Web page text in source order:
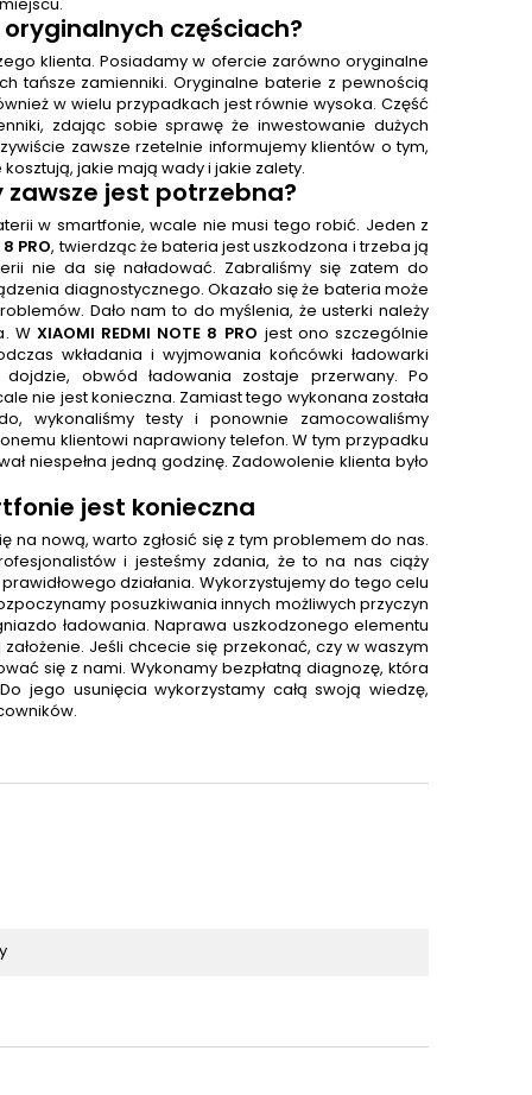
częściach?
klienta. Posiadamy w ofercie zarówno oryginalne
tańsze zamienniki. Oryginalne baterie z pewnością
w wielu przypadkach jest równie wysoka. Część
zdając sobie sprawę że inwestowanie dużych
zawsze rzetelnie informujemy klientów o tym,
jakie mają wady i jakie zalety.
zawsze jest potrzebna?
w smartfonie, wcale nie musi tego robić. Jeden z
PRO, twierdząc że bateria jest uszkodzona i trzeba ją
nie da się naładować. Zabraliśmy się zatem do
diagnostycznego. Okazało się że bateria może
Dało nam to do myślenia, że usterki należy
W XIAOMI REDMI NOTE 8 PRO jest ono szczególnie
wkładania i wyjmowania końcówki ładowarki
obwód ładowania zostaje przerwany. Po
nie jest konieczna. Zamiast tego wykonana została
wykonaliśmy testy i ponownie zamocowaliśmy
klientowi naprawiony telefon. W tym przypadku
niespełna jedną godzinę. Zadowolenie klienta było
jest konieczna
na nową, warto zgłosić się z tym problemem do nas.
i jesteśmy zdania, że to na nas ciąży
działania. Wykorzystujemy do tego celu
posuzkiwania innych możliwych przyczyn
ładowania. Naprawa uszkodzonego elementu
Jeśli chcecie się przekonać, czy w waszym
się z nami. Wykonamy bezpłatną diagnozę, która
jego usunięcia wykorzystamy całą swoją wiedzę,